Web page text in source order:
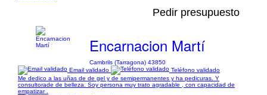
Pedir presupuesto
Encarnacion Martí
Cambrils (Tarragona) 43850
Email validado
Teléfono validado
Me dedico a las uñas de de gel y de semipermanentes y ha pedicuras. Y
consultorade de belleza. Soy persona muy trato agradable , con capacidad de
empatizar .